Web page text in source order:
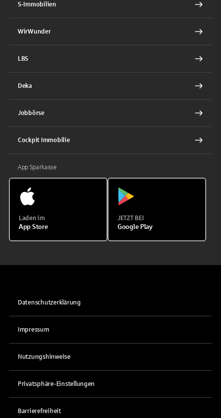
S-Immobilien
WirWunder
LBS
Deka
Jobbörse
Cockpit Immobilie
App Sparkasse
Laden im
App Store
JETZT BEI
Google Play
Datenschutzerklärung
Impressum
Nutzungshinweise
Privatsphäre-Einstellungen
Barrierefreiheit